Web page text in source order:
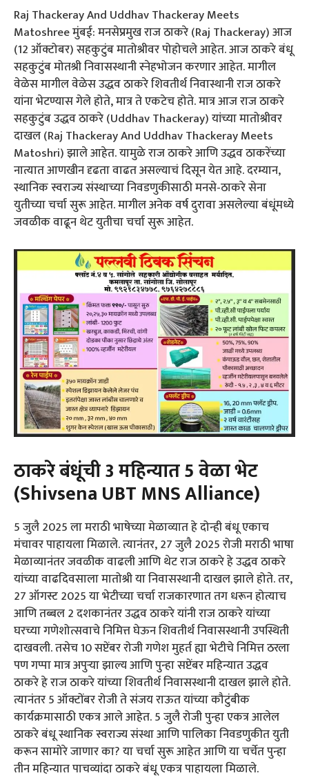
Raj Thackeray And Uddhav Thackeray Meets
Matoshree मुंबई: मनसेप्रमुख राज ठाकरे (Raj Thackeray) आज
(12 ऑक्टोबर) सहकुटुंब मातोश्रीवर पोहोचले आहेत. आज ठाकरे बंधू
सहकुटुंब मोतश्री निवासस्थानी स्नेहभोजन करणार आहेत. मागील
वेळेस मागील वेळेस उद्धव ठाकरे शिवतीर्थ निवास्थानी राज ठाकरे
यांना भेटण्यास गेले होते, मात्र ते एकटेच होते. मात्र आज राज ठाकरे
सहकुटुंब उद्धव ठाकरे (Uddhav Thackeray) यांच्या मातोश्रीवर
दाखल (Raj Thackeray And Uddhav Thackeray Meets
Matoshri) झाले आहेत. यामुळे राज ठाकरे आणि उद्धव ठाकरेंच्या
नात्यात आणखीन दृढता वाढत असल्याचं दिसून येत आहे. दरम्यान,
स्थानिक स्वराज्य संस्थाच्या निवडणुकीसाठी मनसे-ठाकरे सेना
युतीच्या चर्चा सुरू आहेत. मागील अनेक वर्ष दुरावा असलेल्या बंधूंमध्ये
जवळीक वाढून थेट युतीचा चर्चा सुरू आहेत.
ठाकरे बंधूंची 3 महिन्यात 5 वेळा भेट
(Shivsena UBT MNS Alliance)
5 जुलै 2025 ला मराठी भाषेच्या मेळाव्यात हे दोन्ही बंधू एकाच
मंचावर पाहायला मिळाले. त्यानंतर, 27 जुलै 2025 रोजी मराठी भाषा
मेळाव्यानंतर जवळीक वाढली आणि थेट राज ठाकरे हे उद्धव ठाकरे
यांच्या वाढदिवसाला मातोश्री या निवासस्थानी दाखल झाले होते. तर,
27 ऑगस्ट 2025 या भेटीच्या चर्चा राजकारणात तग धरून होत्याच
आणि तब्बल 2 दशकानंतर उद्धव ठाकरे यांनी राज ठाकरे यांच्या
घरच्या गणेशोत्सवाचे निमित्त घेऊन शिवतीर्थ निवासस्थानी उपस्थिती
दाखवली. तसेच 10 सप्टेंबर रोजी गणेश मुहर्त ह्या भेटीचे निमित्त ठरला
पण गप्पा मात्र अपुऱ्या झाल्य आणि पुन्हा सप्टेंबर महिन्यात उद्धव
ठाकरे हे राज ठाकरे यांच्या शिवतीर्थ निवासस्थानी दाखल झाले होते.
त्यानंतर 5 ऑक्टोंबर रोजी ते संजय राऊत यांच्या कौटुंबीक
कार्यक्रमासाठी एकत्र आले आहेत. 5 जुलै रोजी पुन्हा एकत्र आलेल
ठाकरे बंधू स्थानिक स्वराज्य संस्था आणि पालिका निवडणुकीत युती
करून सामोरे जाणार का? या चर्चा सुरू आहेत आणि या चर्चेत पुन्हा
तीन महिन्यात पाचव्यांदा ठाकरे बंधू एकत्र पाहायला मिळाले.